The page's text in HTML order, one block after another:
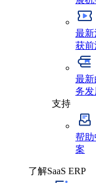
最新
获
最新
务发
支持
帮
案
了解SaaS ERP